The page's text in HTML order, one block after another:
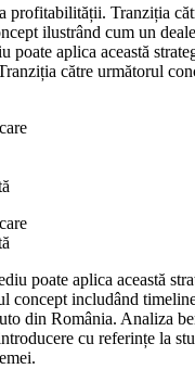
Tranziția
ilustrând cum un
aplica această
către următorul
poate aplica această
includând
din România. Analiza
cu referințe la